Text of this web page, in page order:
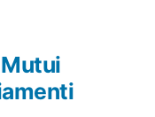
Mutui